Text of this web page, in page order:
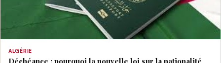
ALGÉRIE
Déchéance : pourquoi la nouvelle loi sur la nationalité